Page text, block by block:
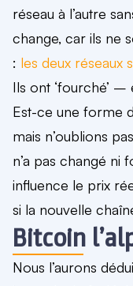
réseau à l’autre
change, car ils ne
: les deux réseaux
Ils ont ‘fourché’ –
Est-ce une forme
mais n’oublions
n’a pas changé ni
influence le prix
si la nouvelle
Bitcoin
Nous l’aurons